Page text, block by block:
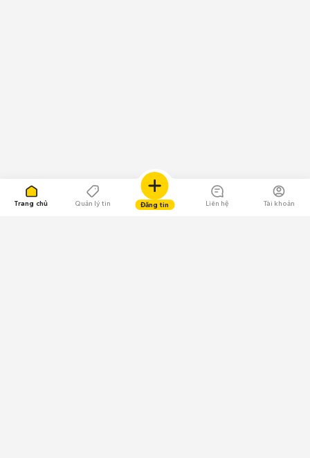
Trang chủ Quản lý tin Đăng tin Liên hệ Tài khoản